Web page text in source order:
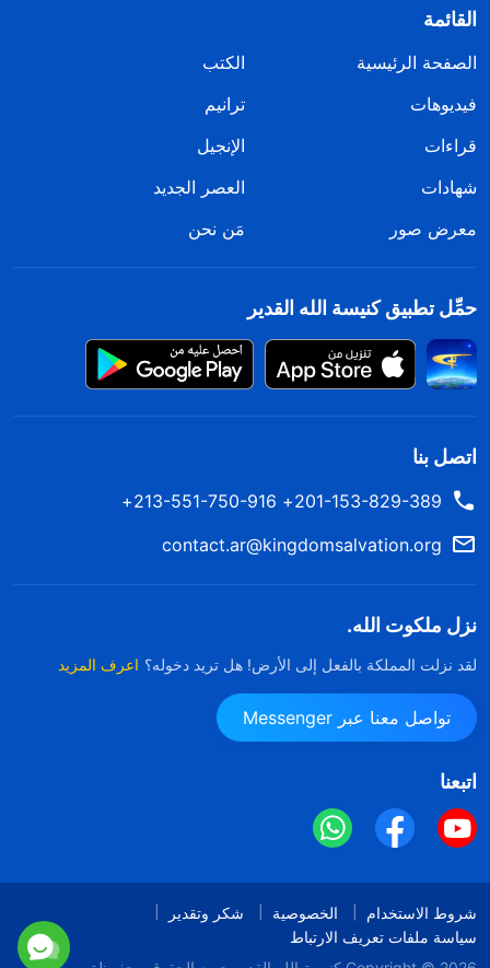
القائمة
الصفحة الرئيسية
الكتب
فيديوهات
ترانيم
قراءات
الإنجيل
شهادات
العصر الجديد
معرض صور
مَن نحن
حمِّل تطبيق كنيسة الله القدير
اتصل بنا
201-153-829-389+ 213-551-750-916+
contact.ar@kingdomsalvation.org
نزل ملكوت الله.
لقد نزلت المملكة بالفعل إلى الأرض! هل تريد دخوله؟ اعرف المزيد
تواصل معنا عبر Messenger
اتبعنا
شروط الاستخدام الخصوصية
شكر وتقدير
سياسة ملفات تعريف الارتباط